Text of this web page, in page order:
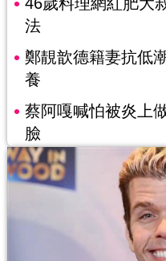
法
鄭靚歆德籍妻抗低
養
蔡阿嘎喊怕被炎上
臉